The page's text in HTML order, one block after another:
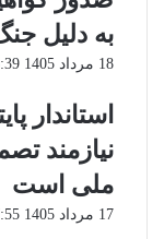
به دلیل
18 مرداد 1405 13:39
استاندار
نیازمند
ملی است
17 مرداد 1405 17:55